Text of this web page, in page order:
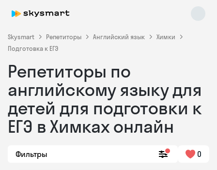
Skysmart Репетиторы Английский язык
Химки
Подготовка к ЕГЭ
Репетиторы по
английскому языку для
детей для подготовки к
ЕГЭ в Химках онлайн
Фильтры 0
Skysmart Chat